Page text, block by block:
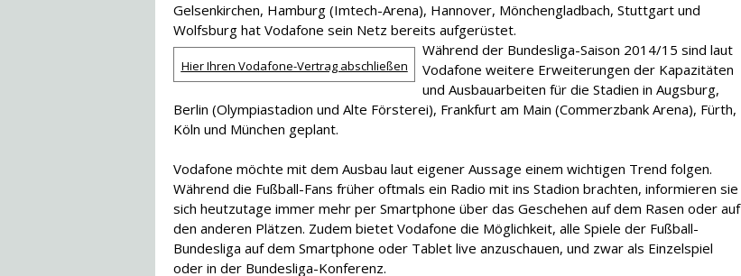
Gelsenkirchen, Hamburg (Imtech-Arena), Hannover, Mönchengladbach, Stuttgart und
Wolfsburg hat Vodafone sein Netz bereits aufgerüstet.
Hier Ihren Vodafone-Vertrag abschließen
Während der Bundesliga-Saison 2014/15 sind laut
Vodafone weitere Erweiterungen der Kapazitäten
und Ausbauarbeiten für die Stadien in Augsburg,
Berlin (Olympiastadion und Alte Försterei), Frankfurt am Main (Commerzbank Arena), Fürth,
Köln und München geplant.
Vodafone möchte mit dem Ausbau laut eigener Aussage einem wichtigen Trend folgen.
Während die Fußball-Fans früher oftmals ein Radio mit ins Stadion brachten, informieren sie
sich heutzutage immer mehr per Smartphone über das Geschehen auf dem Rasen oder auf
den anderen Plätzen. Zudem bietet Vodafone die Möglichkeit, alle Spiele der Fußball-
Bundesliga auf dem Smartphone oder Tablet live anzuschauen, und zwar als Einzelspiel
oder in der Bundesliga-Konferenz.